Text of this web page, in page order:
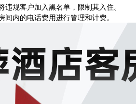
违规客户加入黑名单，限制其入住。
间内的电话费用进行管理和计费。